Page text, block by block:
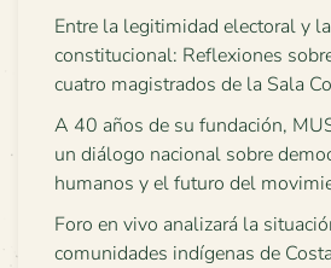
Entre la legitimidad electoral y
constitucional: Reflexiones
cuatro magistrados de la Sala
A 40 años de su fundación,
un diálogo nacional sobre
humanos y el futuro del
Foro en vivo analizará la
comunidades indígenas de